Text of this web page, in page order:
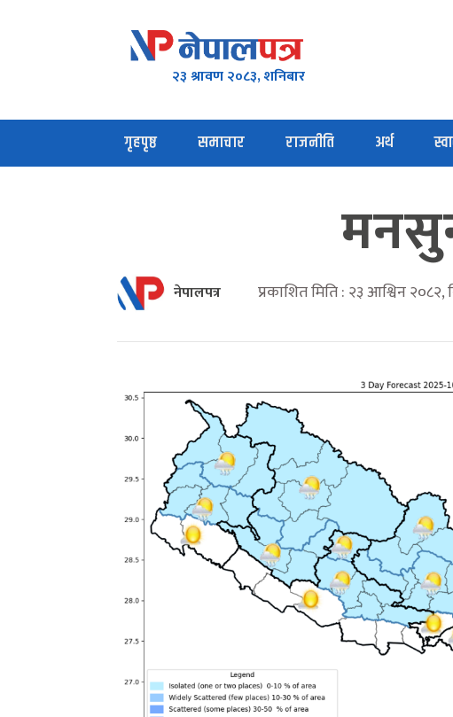
२३ श्रावण २०८३, शनिबार
गृहपृष्ठ समाचार राजनीति अर्थ
नेपालपत्र प्रकाशित मिति : २३ आश्विन